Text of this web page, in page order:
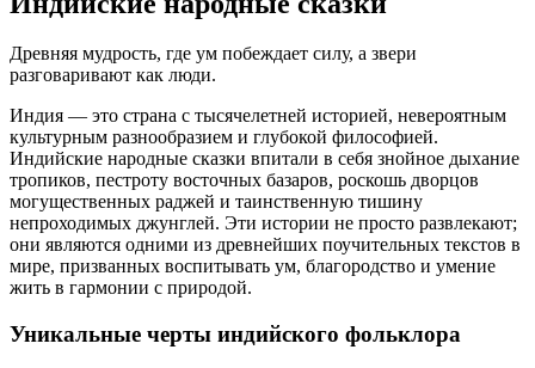
Древняя мудрость, где ум побеждает силу, а звери
разговаривают как люди.
Индия — это страна с тысячелетней историей, невероятным
культурным разнообразием и глубокой философией.
Индийские народные сказки впитали в себя знойное дыхание
тропиков, пестроту восточных базаров, роскошь дворцов
могущественных раджей и таинственную тишину
непроходимых джунглей. Эти истории не просто развлекают;
они являются одними из древнейших поучительных текстов в
мире, призванных воспитывать ум, благородство и умение
жить в гармонии с природой.
Уникальные черты индийского фольклора